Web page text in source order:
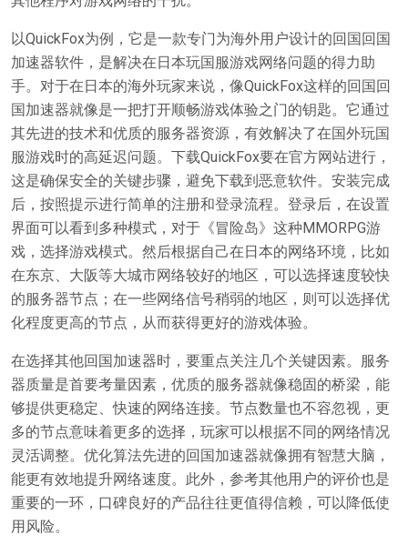
以QuickFox为例，它是一款专门为海外用户设计的回国回国
加速器软件，是解决在日本玩国服游戏网络问题的得力助
手。对于在日本的海外玩家来说，像QuickFox这样的回国回
国加速器就像是一把打开顺畅游戏体验之门的钥匙。它通过
其先进的技术和优质的服务器资源，有效解决了在国外玩国
服游戏时的高延迟问题。下载QuickFox要在官方网站进行，
这是确保安全的关键步骤，避免下载到恶意软件。安装完成
后，按照提示进行简单的注册和登录流程。登录后，在设置
界面可以看到多种模式，对于《冒险岛》这种MMORPG游
戏，选择游戏模式。然后根据自己在日本的网络环境，比如
在东京、大阪等大城市网络较好的地区，可以选择速度较快
的服务器节点；在一些网络信号稍弱的地区，则可以选择优
化程度更高的节点，从而获得更好的游戏体验。
在选择其他回国加速器时，要重点关注几个关键因素。服务
器质量是首要考量因素，优质的服务器就像稳固的桥梁，能
够提供更稳定、快速的网络连接。节点数量也不容忽视，更
多的节点意味着更多的选择，玩家可以根据不同的网络情况
灵活调整。优化算法先进的回国加速器就像拥有智慧大脑，
能更有效地提升网络速度。此外，参考其他用户的评价也是
重要的一环，口碑良好的产品往往更值得信赖，可以降低使
用风险。